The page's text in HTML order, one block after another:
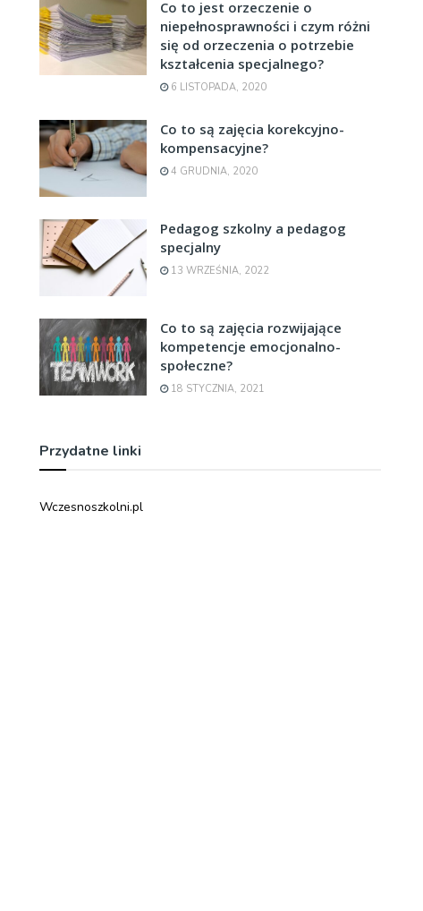
Co to jest orzeczenie o
niepełnosprawności i czym różni
się od orzeczenia o potrzebie
kształcenia specjalnego?
6 LISTOPADA, 2020
Co to są zajęcia korekcyjno-
kompensacyjne?
4 GRUDNIA, 2020
Pedagog szkolny a pedagog
specjalny
13 WRZEŚNIA, 2022
Co to są zajęcia rozwijające
kompetencje emocjonalno-
społeczne?
18 STYCZNIA, 2021
Przydatne linki
Wczesnoszkolni.pl